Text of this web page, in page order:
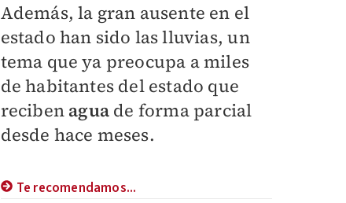
Además, la gran ausente en el
estado han sido las lluvias, un
tema que ya preocupa a miles
de habitantes del estado que
reciben agua de forma parcial
desde hace meses.
Te recomendamos...